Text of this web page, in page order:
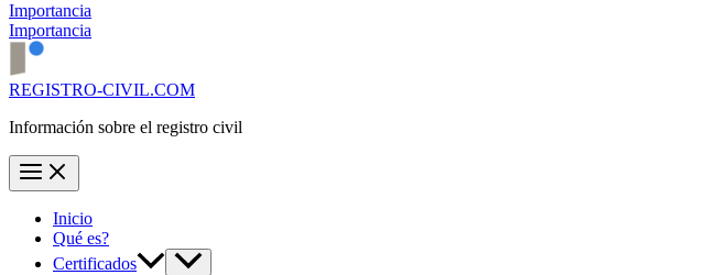
Importancia
Importancia
REGISTRO-CIVIL.COM
Información sobre el registro civil
Inicio
Qué es?
Certificados